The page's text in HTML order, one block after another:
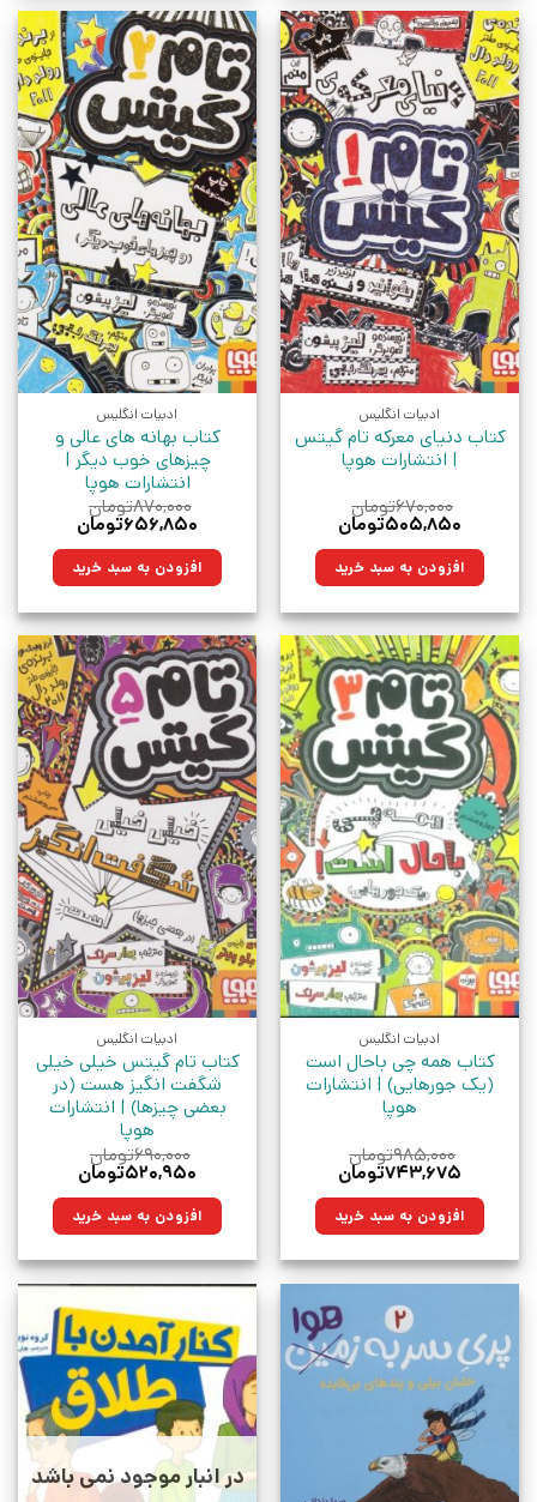
ادبیات انگلیس
کتاب دنیای معرکه تام گیتس
| انتشارات هوپا
۶۷۰,۰۰۰تومان
قیمت
۶۷۰,۰۰۰تومان
بود.
۵۰۵,۸۵۰تومان
۵۰۵,۸۵۰تومان. افزودن به سبد خرید
ادبیات انگلیس
کتاب بهانه های عالی و
چیزهای خوب دیگر |
انتشارات هوپا
۸۷۰,۰۰۰تومان
قیمت
۸۷۰,۰۰۰تومان
بود.
۶۵۶,۸۵۰تومان
۶۵۶,۸۵۰تومان.افزودن به سبد خرید
ادبیات انگلیس
کتاب همه چی باحال است
(یک جورهایی) | انتشارات
هوپا
۹۸۵,۰۰۰تومان
قیمت
۹۸۵,۰۰۰تومان
بود.
۷۴۳,۶۷۵تومان
۷۴۳,۶۷۵تومان. افزودن به سبد خرید
ادبیات انگلیس
کتاب تام گیتس خیلی خیلی
شگفت انگیز هست (در
بعضی چیزها) | انتشارات
هوپا
۶۹۰,۰۰۰تومان
قیمت
۶۹۰,۰۰۰تومان
بود.
۵۲۰,۹۵۰تومان
۵۲۰,۹۵۰تومان.افزودن به سبد خرید
در انبار موجود نمی باشد